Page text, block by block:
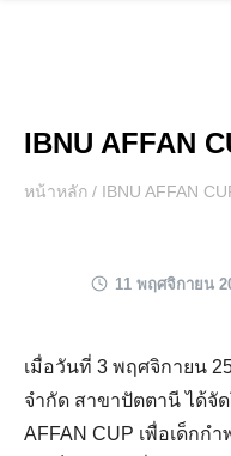
IBNU AFFAN
หน้าหลัก / IBNU AFFAN
11 พฤศจิกายน
เมื่อวันที่ 3 พฤศจิกายน
จำกัด สาขาปัตตานี ได้จั
AFFAN CUP เพื่อเด็กก